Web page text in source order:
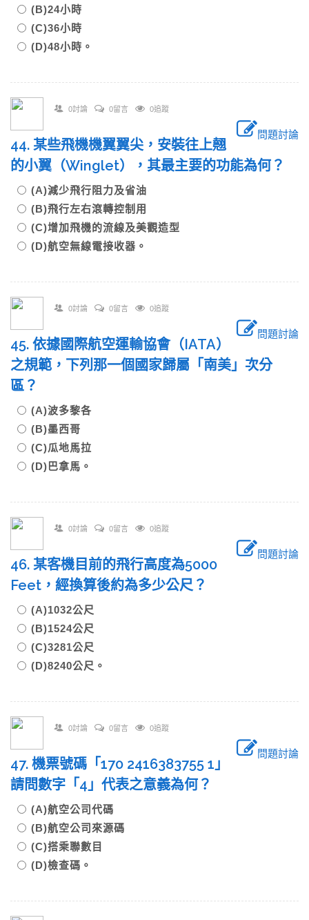
(B)24小時
(C)36小時
(D)48小時。
0討論 0留言 0追蹤
問題討論
44. 某些飛機機翼翼尖，安裝往上翹
的小翼（Winglet），其最主要的功能為何？
(A)減少飛行阻力及省油
(B)飛行左右滾轉控制用
(C)增加飛機的流線及美觀造型
(D)航空無線電接收器。
0討論 0留言 0追蹤
問題討論
45. 依據國際航空運輸協會（IATA）
之規範，下列那一個國家歸屬「南美」次分
區？
(A)波多黎各
(B)墨西哥
(C)瓜地馬拉
(D)巴拿馬。
0討論 0留言 0追蹤
問題討論
46. 某客機目前的飛行高度為5000
Feet，經換算後約為多少公尺？
(A)1032公尺
(B)1524公尺
(C)3281公尺
(D)8240公尺。
0討論 0留言 0追蹤
問題討論
47. 機票號碼「170 2416383755 1」
請問數字「4」代表之意義為何？
(A)航空公司代碼
(B)航空公司來源碼
(C)搭乘聯數目
(D)檢查碼。